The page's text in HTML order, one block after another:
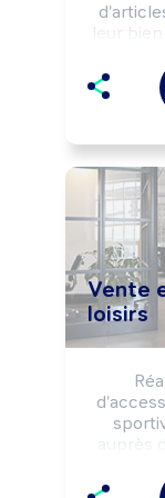
leur
sécurité
Vente
loisirs
auprès